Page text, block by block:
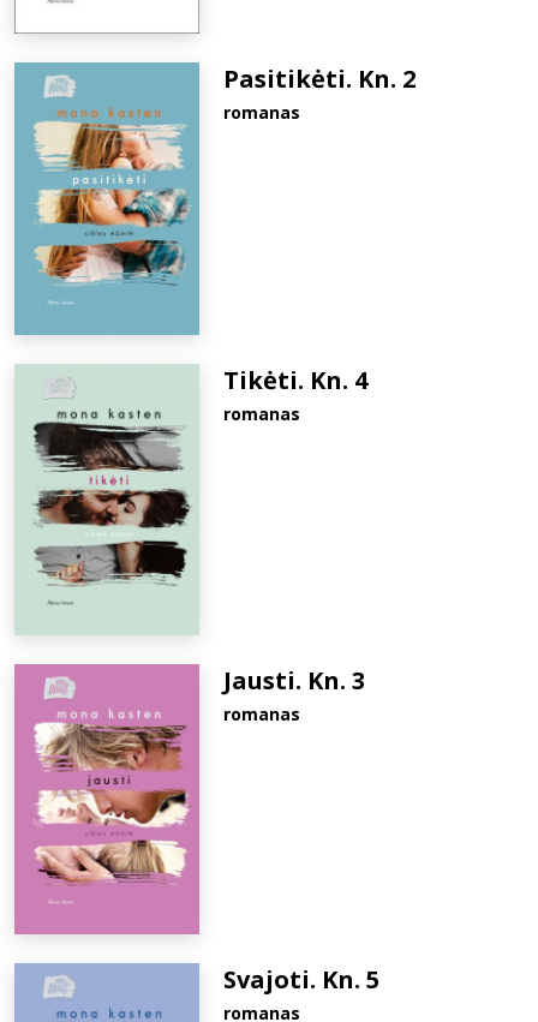
Pasitikėti. Kn. 2
romanas
Tikėti. Kn. 4
romanas
Jausti. Kn. 3
romanas
Svajoti. Kn. 5
romanas